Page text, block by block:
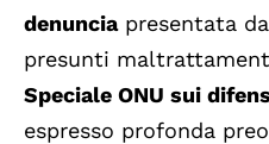
denunciapresentata
presunti
Speciale ONU sui
espresso profonda